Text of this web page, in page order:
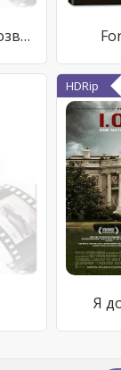
Русская мысль. Возвращение
HDRip
Я